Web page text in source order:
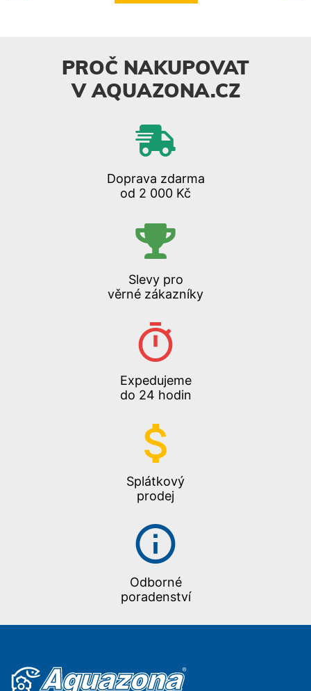
PROČ NAKUPOVAT
V AQUAZONA.CZ
Doprava zdarma
od 2 000 Kč
Slevy pro
věrné zákazníky
Expedujeme
do 24 hodin
Splátkový
prodej
Odborné
poradenství